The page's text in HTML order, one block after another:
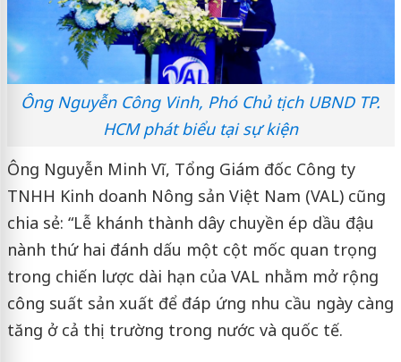
Ông Nguyễn Công Vinh, Phó Chủ tịch UBND TP.
HCM phát biểu tại sự kiện
Ông Nguyễn Minh Vĩ, Tổng Giám đốc Công ty
TNHH Kinh doanh Nông sản Việt Nam (VAL) cũng
chia sẻ: “Lễ khánh thành dây chuyền ép dầu đậu
nành thứ hai đánh dấu một cột mốc quan trọng
trong chiến lược dài hạn của VAL nhằm mở rộng
công suất sản xuất để đáp ứng nhu cầu ngày càng
tăng ở cả thị trường trong nước và quốc tế.